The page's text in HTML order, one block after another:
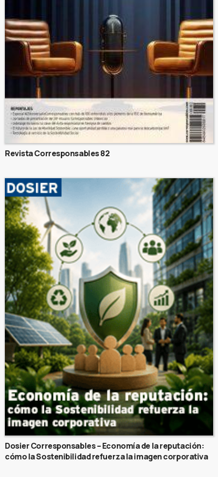
Revista Corresponsables 82
Dosier Corresponsables – Economía de la reputación:
cómo la Sostenibilidad refuerza la imagen corporativa